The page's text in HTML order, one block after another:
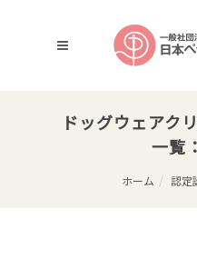
ドッグウェアク
一覧
ホーム 認定